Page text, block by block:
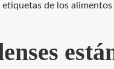
de los alimentos